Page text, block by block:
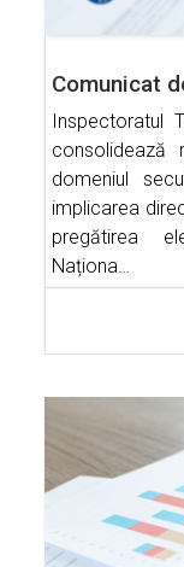
Comunicat
Inspectoratul
consolidează
domeniul
implicarea
pregătirea
Naționa…